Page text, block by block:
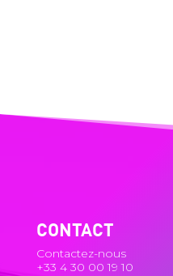
CONTACT
Contactez-nous
+33 4 30 00 19 10